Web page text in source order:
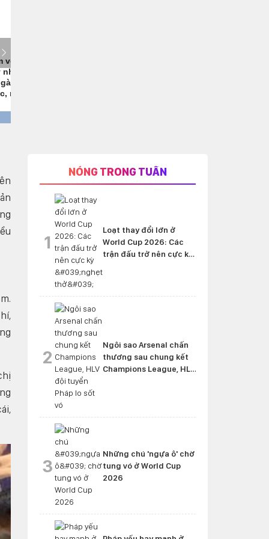
NÓNG TRONG TUẦN
1
Loạt thay đổi lớn ở
World Cup 2026: Các
trận đấu trở nên cực kỳ
2
Ngôi sao Arsenal chấn
thương sau chung kết
Champions League, HLV
3
Những chú 'ngựa ô' chờ
tung vó ở World Cup
2026